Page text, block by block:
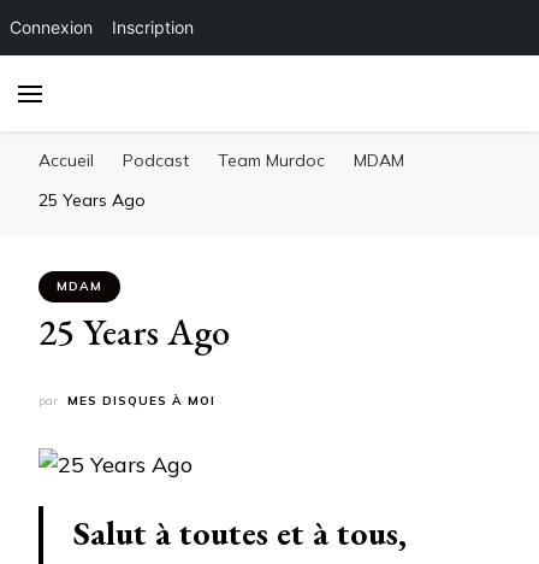
Connexion Inscription
Accueil Podcast Team Murdoc
MDAM
25 Years Ago
MDAM
25 Years Ago
par MES DISQUES À MOI
Salut à toutes et à tous,